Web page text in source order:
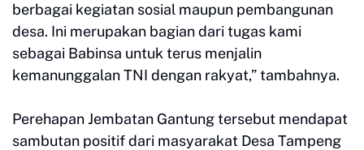
berbagai kegiatan sosial maupun pembangunan
desa. Ini merupakan bagian dari tugas kami
sebagai Babinsa untuk terus menjalin
kemanunggalan TNI dengan rakyat,” tambahnya.
Perehapan Jembatan Gantung tersebut mendapat
sambutan positif dari masyarakat Desa Tampeng